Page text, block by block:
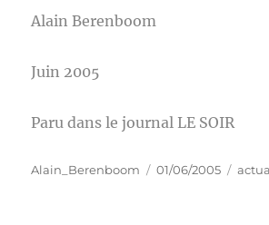
Alain Berenboom
Juin 2005
Paru dans le journal LE SOIR
Auteur
Alain_Berenboom
Publié
01/06/2005